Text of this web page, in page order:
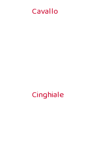
Cavallo
Cinghiale